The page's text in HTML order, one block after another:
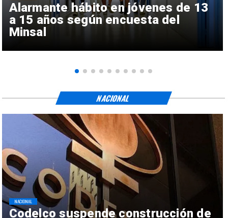
Alarmante hábito en jóvenes de 13
a 15 años según encuesta del
Minsal
Codelco suspende construcción de
NACIONAL
NACIONAL